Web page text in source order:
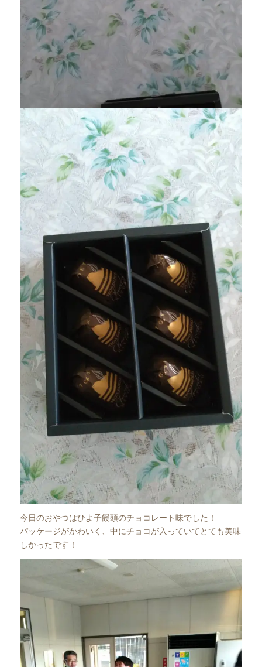
今日のおやつはひよ子饅頭のチョコレート味でした！
パッケージがかわいく、中にチョコが入っていてとても美味
しかったです！